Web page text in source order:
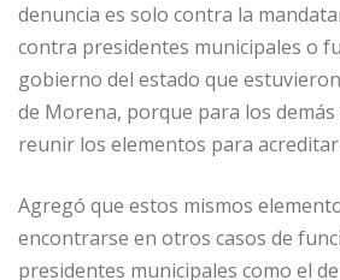
denuncia es solo contra la
contra presidentes municipales o
gobierno del estado que
de Morena, porque para los
reunir los elementos para
Agregó que estos mismos
encontrarse en otros casos de
presidentes municipales como el